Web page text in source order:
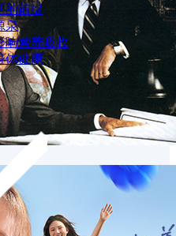
的前提
泉
响营养吸收
体健康